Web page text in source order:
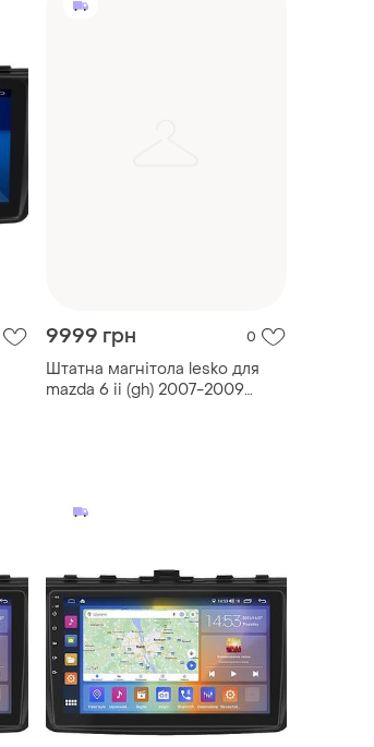
9999 грн 0
Штатна магнітола lesko для
mazda 6 ii (gh) 2007-2009